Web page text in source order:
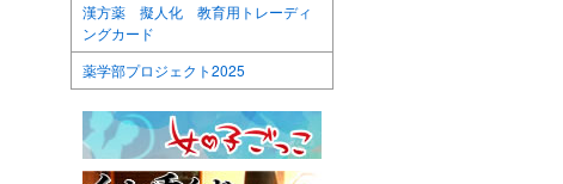
漢方薬 擬人化 教育用トレーディ
ングカード
薬学部プロジェクト2025